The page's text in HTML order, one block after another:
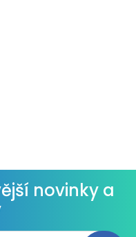
novinky a